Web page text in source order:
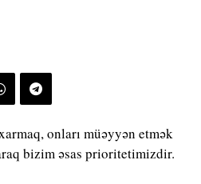
onları müəyyən etmək
bizim əsas prioritetimizdir.